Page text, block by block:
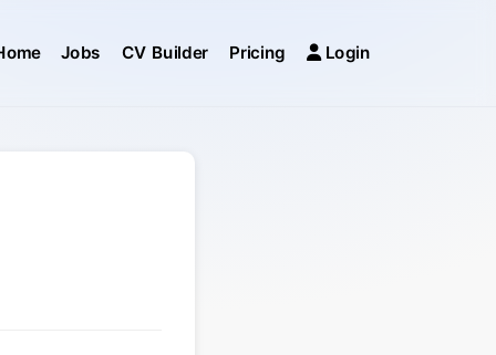
Jobs CV Builder Pricing Login